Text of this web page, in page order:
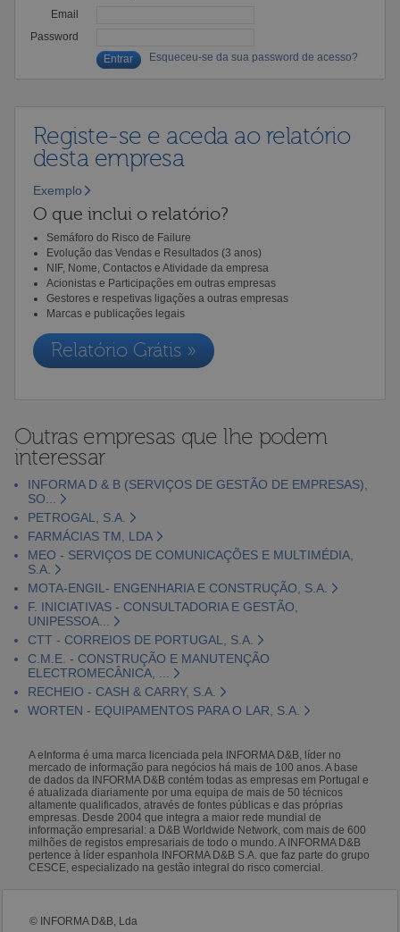
Email
Password
Esqueceu-se da sua password de acesso?
Registe-se e aceda ao relatório
desta empresa
Exemplo
O que inclui o relatório?
Semáforo do Risco de Failure
Evolução das Vendas e Resultados (3 anos)
NIF, Nome, Contactos e Atividade da empresa
Acionistas e Participações em outras empresas
Gestores e respetivas ligações a outras empresas
Marcas e publicações legais
Relatório Grátis »
Outras empresas que lhe podem
interessar
INFORMA D & B (SERVIÇOS DE GESTÃO DE EMPRESAS),
SO...
PETROGAL, S.A.
FARMÁCIAS TM, LDA
MEO - SERVIÇOS DE COMUNICAÇÕES E MULTIMÉDIA,
S.A.
MOTA-ENGIL- ENGENHARIA E CONSTRUÇÃO, S.A.
F. INICIATIVAS - CONSULTADORIA E GESTÃO,
UNIPESSOA...
CTT - CORREIOS DE PORTUGAL, S.A.
C.M.E. - CONSTRUÇÃO E MANUTENÇÃO
ELECTROMECÂNICA, ...
RECHEIO - CASH & CARRY, S.A.
WORTEN - EQUIPAMENTOS PARA O LAR, S.A.
A eInforma é uma marca licenciada pela INFORMA D&B, líder no
mercado de informação para negócios há mais de 100 anos. A base
de dados da INFORMA D&B contém todas as empresas em Portugal e
é atualizada diariamente por uma equipa de mais de 50 técnicos
altamente qualificados, através de fontes públicas e das próprias
empresas. Desde 2004 que integra a maior rede mundial de
informação empresarial: a D&B Worldwide Network, com mais de 600
milhões de registos empresariais de todo o mundo. A INFORMA D&B
pertence à líder espanhola INFORMA D&B S.A. que faz parte do grupo
CESCE, especializado na gestão integral do risco comercial.
© INFORMA D&B, Lda